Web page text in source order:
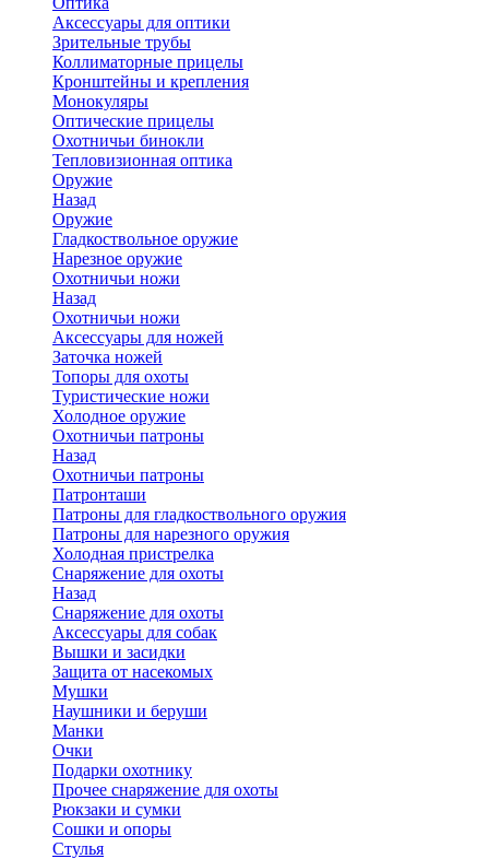
Аксессуары для оптики
Зрительные трубы
Коллиматорные прицелы
Кронштейны и крепления
Монокуляры
Оптические прицелы
Охотничьи бинокли
Тепловизионная оптика
Оружие
Назад
Оружие
Гладкоствольное оружие
Нарезное оружие
Охотничьи ножи
Назад
Охотничьи ножи
Аксессуары для ножей
Заточка ножей
Топоры для охоты
Туристические ножи
Холодное оружие
Охотничьи патроны
Назад
Охотничьи патроны
Патронташи
Патроны для гладкоствольного оружия
Патроны для нарезного оружия
Холодная пристрелка
Снаряжение для охоты
Назад
Снаряжение для охоты
Аксессуары для собак
Вышки и засидки
Защита от насекомых
Мушки
Наушники и беруши
Манки
Очки
Подарки охотнику
Прочее снаряжение для охоты
Рюкзаки и сумки
Сошки и опоры
Стулья